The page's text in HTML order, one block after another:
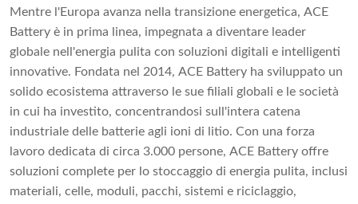
Mentre l'Europa avanza nella transizione energetica, ACE
Battery è in prima linea, impegnata a diventare leader
globale nell'energia pulita con soluzioni digitali e intelligenti
innovative. Fondata nel 2014, ACE Battery ha sviluppato un
solido ecosistema attraverso le sue filiali globali e le società
in cui ha investito, concentrandosi sull'intera catena
industriale delle batterie agli ioni di litio. Con una forza
lavoro dedicata di circa 3.000 persone, ACE Battery offre
soluzioni complete per lo stoccaggio di energia pulita, inclusi
materiali, celle, moduli, pacchi, sistemi e riciclaggio,